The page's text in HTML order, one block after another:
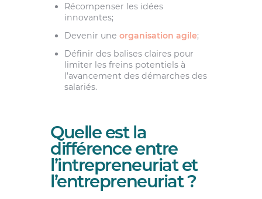
Récompenser les idées
innovantes;
Devenir une organisation agile;
Définir des balises claires pour
limiter les freins potentiels à
l’avancement des démarches des
salariés.
Quelle est la
différence entre
l’intrepreneuriat et
l’entrepreneuriat ?